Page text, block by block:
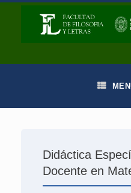
Didáctica
Docente en